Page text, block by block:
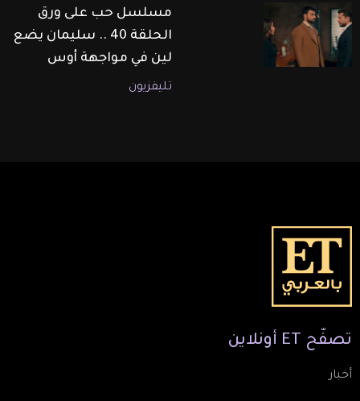
مسلسل حب على ورق
الحلقة 40 .. سليمان يضع
لين في مواجهة أوس
تليفزيون
تصفّح ET أونلاين
أخبار